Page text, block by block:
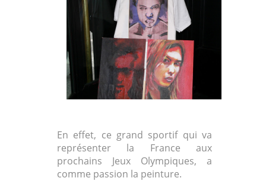
En effet, ce grand sportif qui va
représenter la France aux
prochains Jeux Olympiques, a
comme passion la peinture.